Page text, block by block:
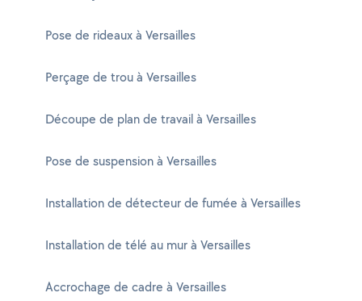
Pose de rideaux à Versailles
Perçage de trou à Versailles
Découpe de plan de travail à Versailles
Pose de suspension à Versailles
Installation de détecteur de fumée à Versailles
Installation de télé au mur à Versailles
Accrochage de cadre à Versailles